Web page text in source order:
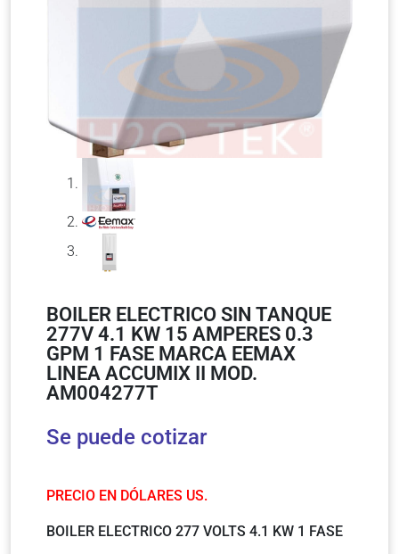
BOILER ELECTRICO SIN TANQUE
277V 4.1 KW 15 AMPERES 0.3
GPM 1 FASE MARCA EEMAX
LINEA ACCUMIX II MOD.
AM004277T
Se puede cotizar
PRECIO EN DÓLARES US.
BOILER ELECTRICO 277 VOLTS 4.1 KW 1 FASE